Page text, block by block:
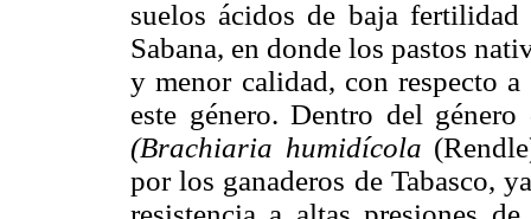
suelos ácidos de baja fertilidad
Sabana, en donde los pastos
y menor calidad, con respecto
este género. Dentro del
(Brachiaria humidícola
por los ganaderos de Tabasco,